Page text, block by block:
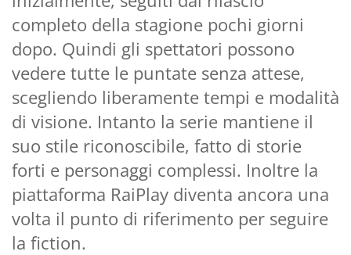
completo della stagione pochi giorni
dopo. Quindi gli spettatori possono
vedere tutte le puntate senza attese,
scegliendo liberamente tempi e modalità
di visione. Intanto la serie mantiene il
suo stile riconoscibile, fatto di storie
forti e personaggi complessi. Inoltre la
piattaforma RaiPlay diventa ancora una
volta il punto di riferimento per seguire
la fiction.